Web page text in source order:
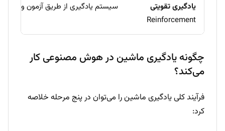
یادگیری تقویتی
Reinforcement
سیستم یادگیری از طریق آزمون و خطا با
چگونه یادگیری ماشین در هوش مصنوعی کار
می‌کند؟
فرآیند کلی یادگیری ماشین را می‌توان در پنج مرحله خلاصه
کرد: